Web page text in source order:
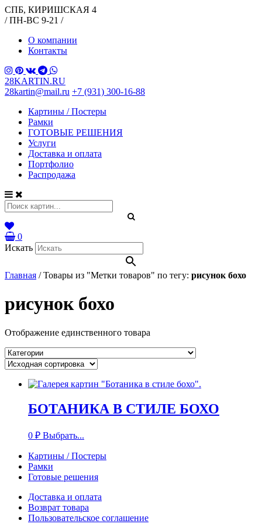
СПБ, КИРИШСКАЯ 4
/ ПН-ВС 9-21 /
О компании
Контакты
28KARTIN.RU
28kartin@mail.ru +7 (931) 300-16-88
Картины / Постеры
Рамки
ГОТОВЫЕ РЕШЕНИЯ
Услуги
Доставка и оплата
Портфолио
Распродажа
0
Искать
Главная /Товары из "Метки товаров" по тегу: рисунок бохо
рисунок бохо
Отображение единственного товара
БОТАНИКА В СТИЛЕ БОХО
0 ₽ Выбрать...
Картины / Постеры
Рамки
Готовые решения
Доставка и оплата
Возврат товара
Пользовательское соглашение